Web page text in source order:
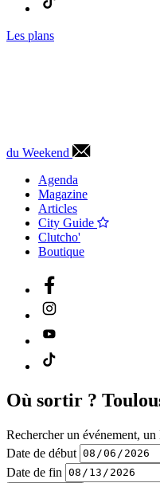
Les plans
du Weekend
Agenda
Magazine
Articles
City Guide
Clutcho'
Boutique
Où sortir ?
Rechercher un événement,
Date de début
Date de fin